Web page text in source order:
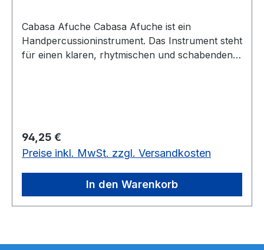
Cabasa Afuche Cabasa Afuche ist ein
Handpercussioninstrument. Das Instrument steht
für einen klaren, rhytmischen und schabenden
Regulärer Preis:
94,25 €
Preise inkl. MwSt. zzgl. Versandkosten
In den Warenkorb